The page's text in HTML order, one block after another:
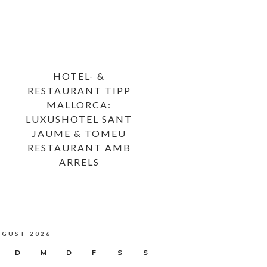
HOTEL- &
RESTAURANT TIPP
MALLORCA:
LUXUSHOTEL SANT
JAUME & TOMEU
RESTAURANT AMB
ARRELS
2026
D M D F S S